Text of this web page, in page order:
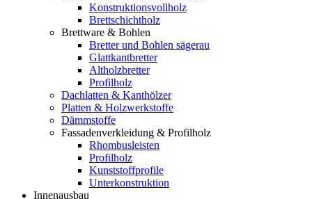
Konstruktionsvollholz
Brettschichtholz
Brettware & Bohlen
Bretter und Bohlen sägerau
Glattkantbretter
Altholzbretter
Profilholz
Dachlatten & Kanthölzer
Platten & Holzwerkstoffe
Dämmstoffe
Fassadenverkleidung & Profilholz
Rhombusleisten
Profilholz
Kunststoffprofile
Unterkonstruktion
Innenausbau